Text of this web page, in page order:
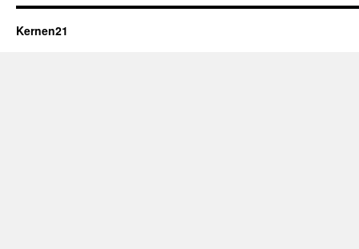
Kernen21